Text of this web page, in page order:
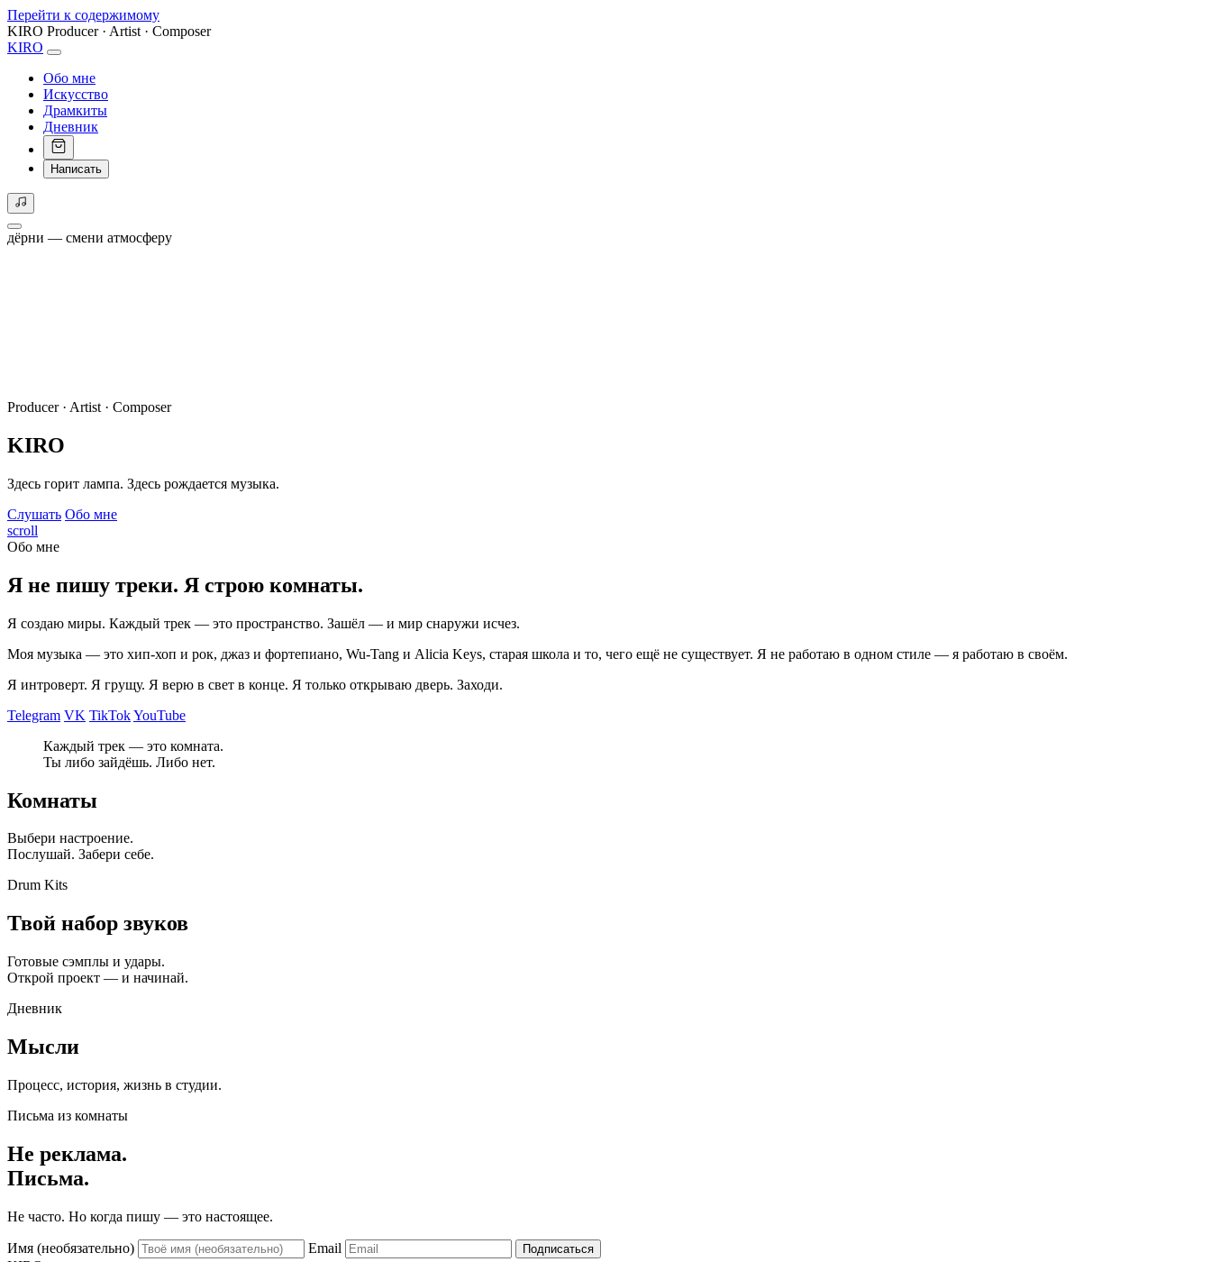
Перейти к содержимому
KIRO Producer · Artist · Composer
KIRO
Обо мне
Искусство
Драмкиты
Дневник
Написать
дёрни — смени атмосферу
Producer · Artist · Composer
KIRO
Здесь горит лампа. Здесь рождается музыка.
Слушать Обо мне
scroll
Обо мне
Я не пишу треки. Я строю комнаты.
Я создаю миры. Каждый трек — это пространство. Зашёл — и мир снаружи исчез.
Моя музыка — это хип-хоп и рок, джаз и фортепиано, Wu-Tang и Alicia Keys, старая школа и то, чего ещё не существует. Я не работаю в одном стиле — я работаю в своём.
Я интроверт. Я грущу. Я верю в свет в конце. Я только открываю дверь. Заходи.
Telegram VK TikTokYouTube
Каждый трек — это комната.
Ты либо зайдёшь. Либо нет.
Комнаты
Выбери настроение.
Послушай. Забери себе.
Drum Kits
Твой набор звуков
Готовые сэмплы и удары.
Открой проект — и начинай.
Дневник
Мысли
Процесс, история, жизнь в студии.
Письма из комнаты
Не реклама.
Письма.
Не часто. Но когда пишу — это настоящее.
Имя (необязательно) Email Подписаться